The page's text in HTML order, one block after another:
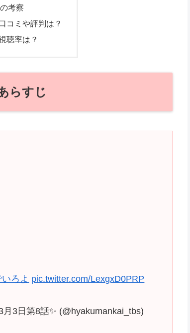
考察
コミや評判は？
聴率は？
らすじ
ろよ pic.twitter.com/LexgxD0PRP
3日第8話✨ (@hyakumankai_tbs)